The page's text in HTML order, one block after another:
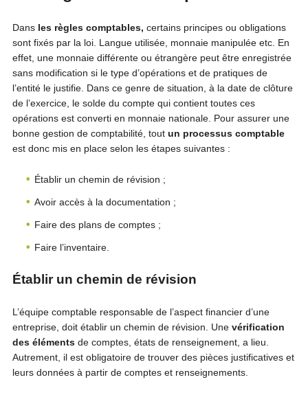
Dansles règles comptables, certains principes ou obligations
sont fixés par la loi. Langue utilisée, monnaie manipulée etc. En
effet, une monnaie différente ou étrangère peut être enregistrée
sans modification si le type d’opérations et de pratiques de
l’entité le justifie. Dans ce genre de situation, à la date de clôture
de l’exercice, le solde du compte qui contient toutes ces
opérations est converti en monnaie nationale. Pour assurer une
bonne gestion de comptabilité, toutun processus comptable
est donc mis en place selon les étapes suivantes :
Établir un chemin de révision ;
Avoir accès à la documentation ;
Faire des plans de comptes ;
Faire l’inventaire.
Établir un chemin de révision
L’équipe comptable responsable de l’aspect financier d’une
entreprise, doit établir un chemin de révision. Une vérification
des éléments de comptes, états de renseignement, a lieu.
Autrement, il est obligatoire de trouver des pièces justificatives et
leurs données à partir de comptes et renseignements.